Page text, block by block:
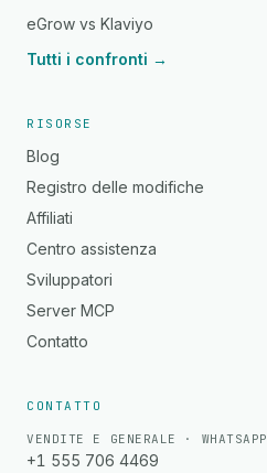
eGrow vs Klaviyo
Tutti i confronti →
RISORSE
Blog
Registro delle modifiche
Affiliati
Centro assistenza
Sviluppatori
Server MCP
Contatto
CONTATTO
VENDITE E GENERALE · WHATSAPP
+1 555 706 4469